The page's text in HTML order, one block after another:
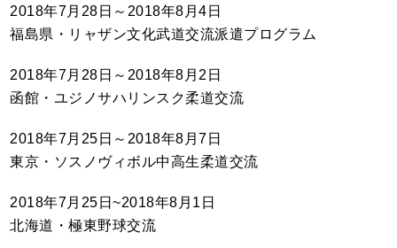
2018年7月28日～2018年8月4日
福島県・リャザン文化武道交流派遣プログラム
2018年7月28日～2018年8月2日
函館・ユジノサハリンスク柔道交流
2018年7月25日～2018年8月7日
東京・ソスノヴィボル中高生柔道交流
2018年7月25日~2018年8月1日
北海道・極東野球交流